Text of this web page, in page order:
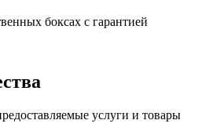
боксах с гарантией
услуги и товары